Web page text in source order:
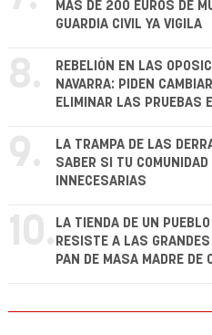
MÁS DE 200 EUROS DE
GUARDIA CIVIL YA VIGILA
8.
REBELIÓN EN LAS
NAVARRA: PIDEN
ELIMINAR LAS PRUEBAS
9.
LA TRAMPA DE LAS
SABER SI TU COMUNIDAD
INNECESARIAS
10. LA TIENDA DE UN
RESISTE A LAS
PAN DE MASA MADRE DE